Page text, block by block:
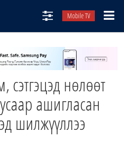
Mobile TV
сэтгэцэд нөлөөт
ашигласан
шилжүүллээ